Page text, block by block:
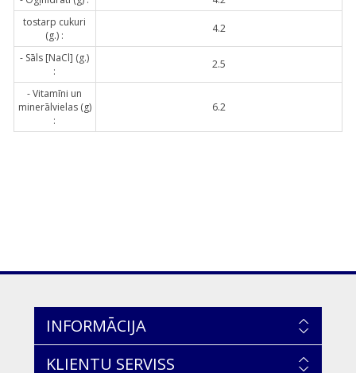
tostarp cukuri
(g.) :
4.2
- Sāls [NaCl] (g.)
:
2.5
- Vitamīni un
minerālvielas (g)
:
6.2
INFORMĀCIJA
KLIENTU SERVISS